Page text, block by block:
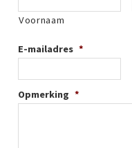
Voornaam
E-mailadres *
Opmerking *